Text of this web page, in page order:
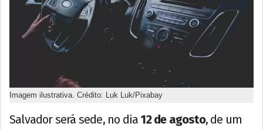
Imagem ilustrativa. Crédito: Luk Luk/Pixabay
Salvador será sede, no dia 12 de agosto, de um